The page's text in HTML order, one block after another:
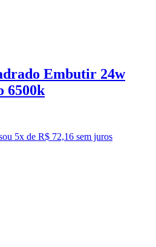
Embutir 24w
6500k
ou 5x de R$ 72,16 sem juros